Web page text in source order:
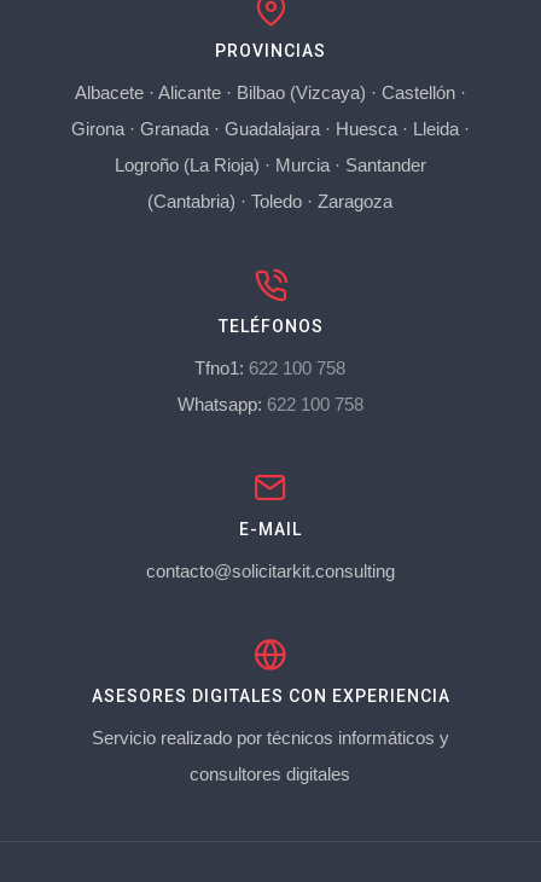
PROVINCIAS
Albacete· Alicante· Bilbao (Vizcaya) · Castellón·
Girona· Granada· Guadalajara· Huesca· Lleida·
Logroño (La Rioja) · Murcia· Santander
(Cantabria) ·Toledo ·Zaragoza
TELÉFONOS
Tfno1: 622 100 758
Whatsapp: 622 100 758
E-MAIL
contacto@solicitarkit.consulting
ASESORES DIGITALES CON EXPERIENCIA
Servicio realizado por técnicos informáticos y
consultores digitales